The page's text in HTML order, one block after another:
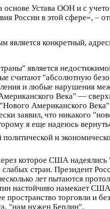
Устава ООН и с
России в этой сфере», –
конкретный,
является
считают "абсолютную
и любые нарушения
Века" —
Американского
заявил, что никакого
я еще надеюсь
и
которое США
стран. Президент
лет пытаются
настойчиво намекает
торговли и
"нам нужен Берлин".